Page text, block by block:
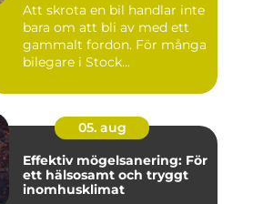
Att skrota en bil handlar inte
bara om att bli av med ett
gammalt fordon. För många
bilegare i Stock...
05. aug
Effektiv mögelsanering: För
ett hälsosamt och tryggt
inomhusklimat